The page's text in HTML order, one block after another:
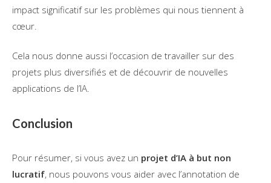
impact significatif sur les problèmes qui nous tiennent à
cœur.
Cela nous donne aussi l’occasion de travailler sur des
projets plus diversifiés et de découvrir de nouvelles
applications de l’IA.
Conclusion
Pour résumer, si vous avez un projet d’IA à but non
lucratif, nous pouvons vous aider avec l’annotation de